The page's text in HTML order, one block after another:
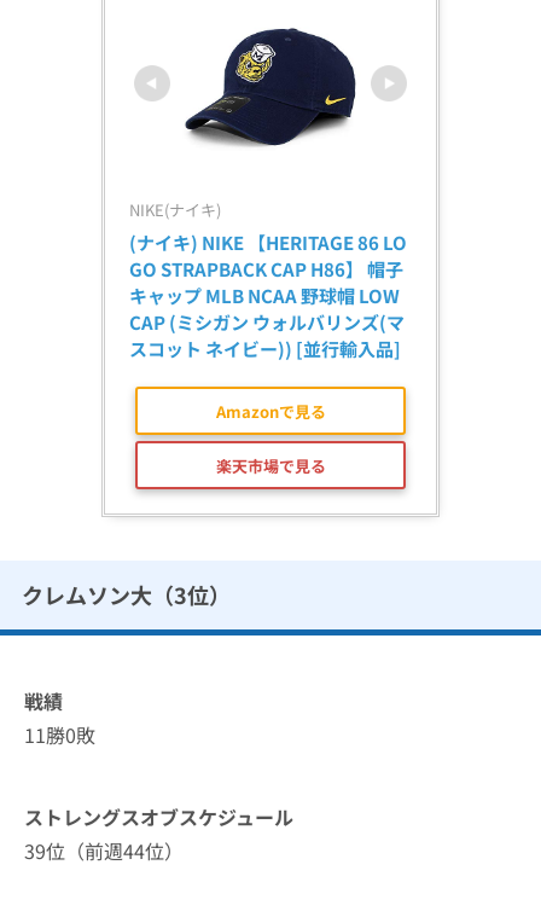
NIKE(ナイキ)
(ナイキ) NIKE 【HERITAGE 86 LO
GO STRAPBACK CAP H86】 帽子
キャップ MLB NCAA 野球帽 LOW
CAP (ミシガン ウォルバリンズ(マ
スコット ネイビー)) [並行輸入品]
Amazonで見る
楽天市場で見る
クレムソン大（3位）
戦績
11勝0敗
ストレングスオブスケジュール
39位（前週44位）